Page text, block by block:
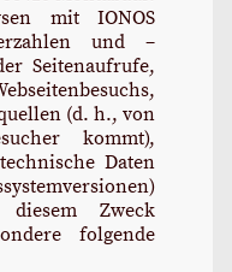
mit IONOS
und –
Seitenaufrufe,
(d. h., von
kommt),
Daten
Zweck
folgende